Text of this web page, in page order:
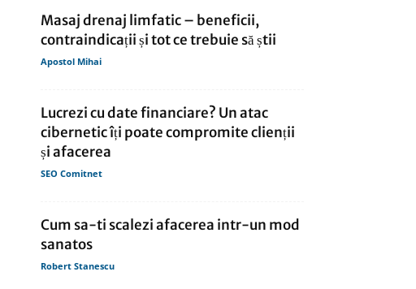
Masaj drenaj limfatic – beneficii,
contraindicații și tot ce trebuie să știi
Apostol Mihai
Lucrezi cu date financiare? Un atac
cibernetic îți poate compromite clienții
și afacerea
SEO Comitnet
Cum sa-ti scalezi afacerea intr-un mod
sanatos
Robert Stanescu